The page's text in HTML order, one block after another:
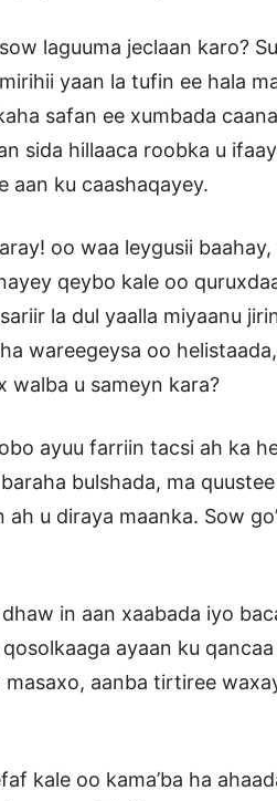
laguuma jeclaan karo?
yaan la tufin ee hala
safan ee xumbada
sida hillaaca roobka u
aan ku caashaqayey.
oo waa leygusii
qeybo kale oo
la dul yaalla miyaanu
wareegeysa oo
walba u sameyn kara?
ayuu farriin tacsi ah ka
bulshada, ma
u diraya maanka. Sow
in aan xaabada iyo
ayaan ku
masaxo, aanba tirtiree
kale oo kama’ba ha